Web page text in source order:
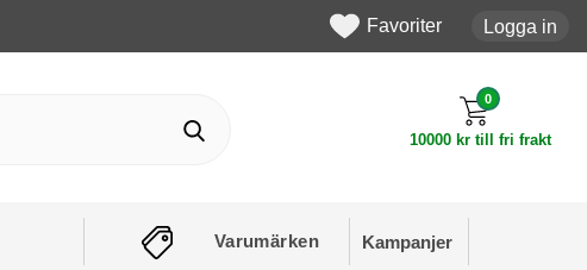
Favoriter Logga in
0
10000 kr till fri frakt
Varumärken Kampanjer